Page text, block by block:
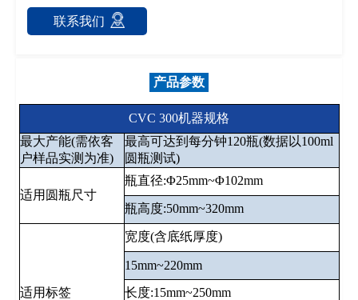
联系我们
产品参数
CVC 300机器规格
最大产能(需依客
户样品实测为准)
最高可达到每分钟120瓶(数据以100ml
圆瓶测试)
适用圆瓶尺寸
瓶直径:Φ25mm~Φ102mm
瓶高度:50mm~320mm
适用标签
宽度(含底纸厚度)
15mm~220mm
长度:15mm~250mm